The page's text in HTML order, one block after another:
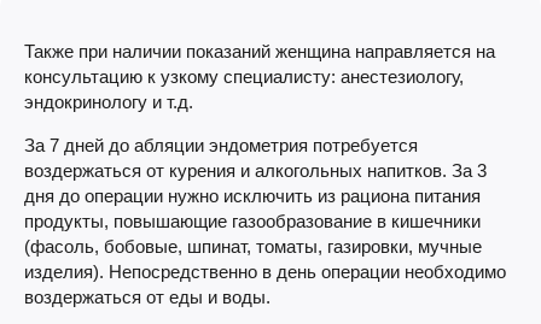
Также при наличии показаний женщина направляется на
консультацию к узкому специалисту: анестезиологу,
эндокринологу и т.д.
За 7 дней до абляции эндометрия потребуется
воздержаться от курения и алкогольных напитков. За 3
дня до операции нужно исключить из рациона питания
продукты, повышающие газообразование в кишечники
(фасоль, бобовые, шпинат, томаты, газировки, мучные
изделия). Непосредственно в день операции необходимо
воздержаться от еды и воды.